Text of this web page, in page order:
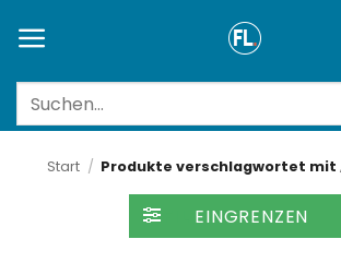
Inhalt
Suchen
Start / Produkte verschlagwortet mit
FILTER